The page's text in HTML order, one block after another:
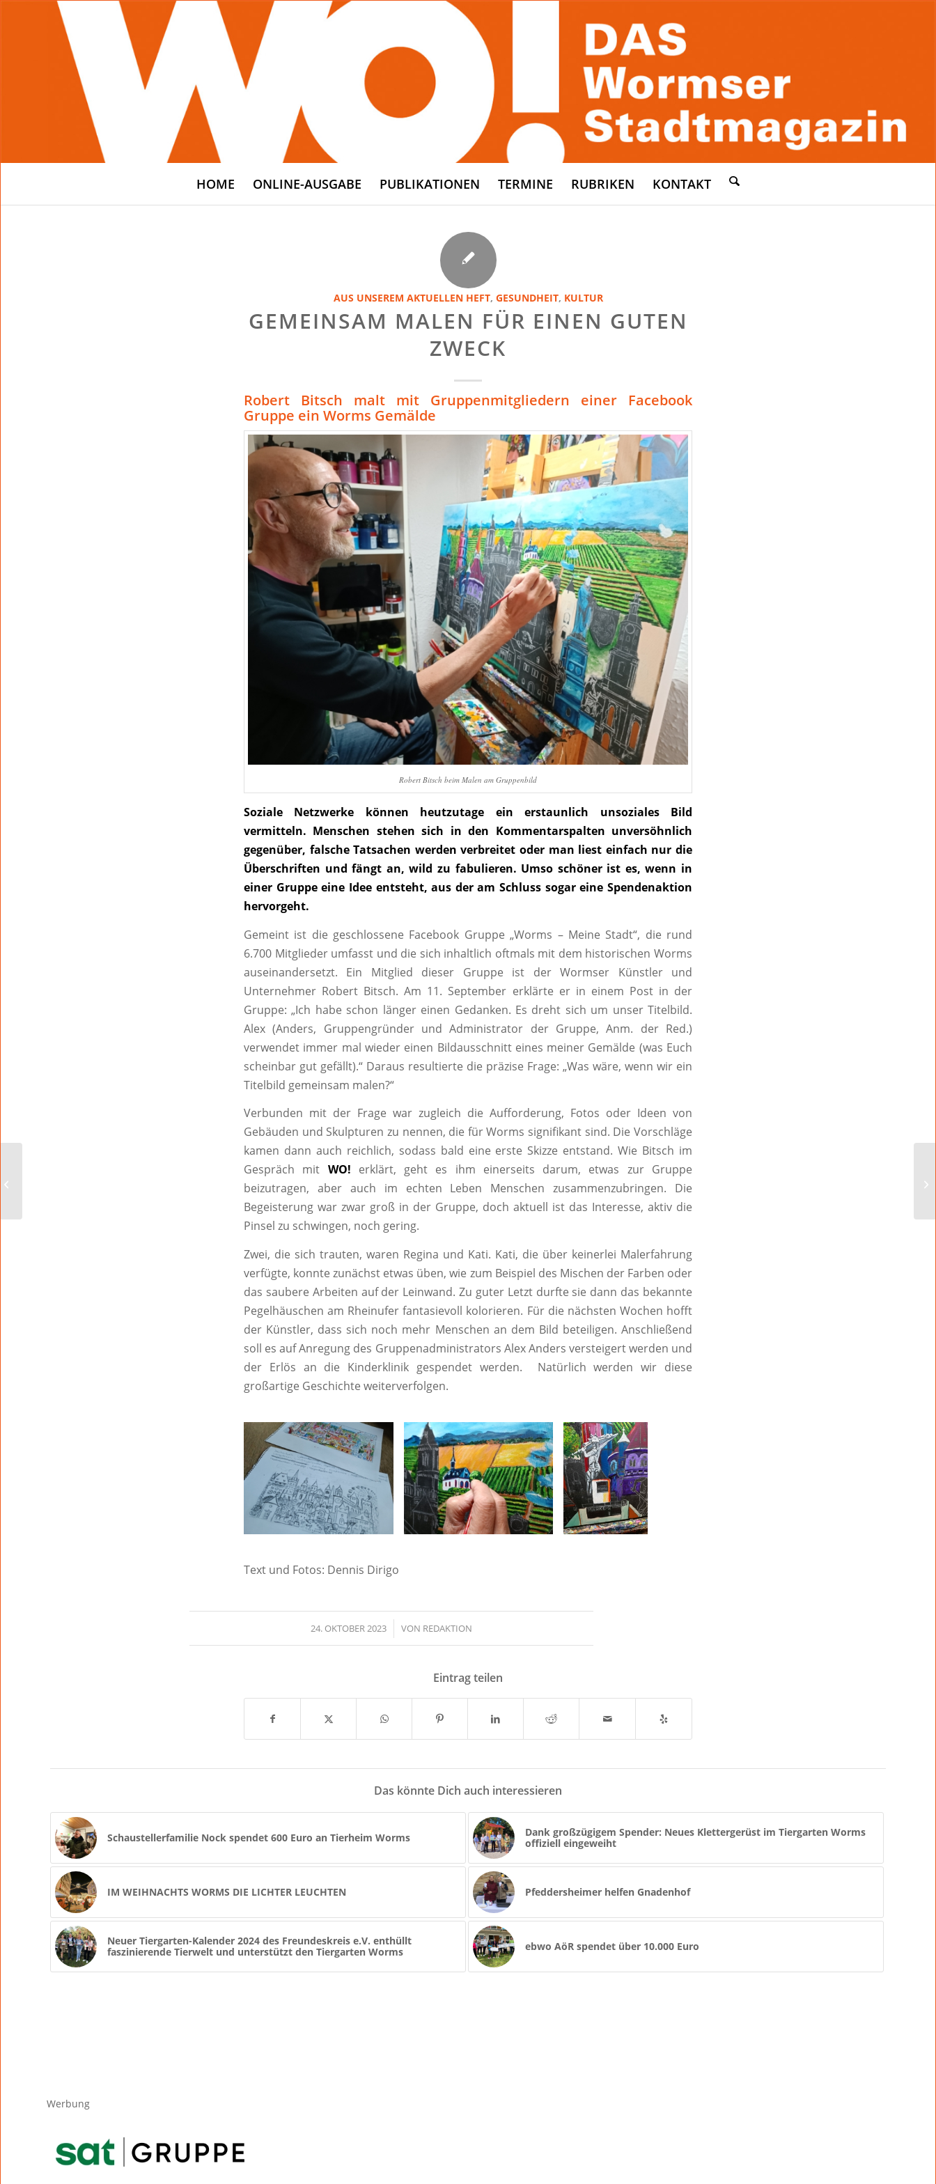
HOME ONLINE-AUSGABE PUBLIKATIONEN TERMINE RUBRIKEN KONTAKT
AUS UNSEREM AKTUELLEN HEFT, GESUNDHEIT, KULTUR
GEMEINSAM MALEN FÜR EINEN GUTEN
ZWECK
Robert Bitsch malt mit Gruppenmitgliedern einer Facebook
Gruppe ein Worms Gemälde
Robert Bitsch beim Malen am Gruppenbild
Soziale Netzwerke können heutzutage ein erstaunlich unsoziales Bild
vermitteln. Menschen stehen sich in den Kommentarspalten unversöhnlich
gegenüber, falsche Tatsachen werden verbreitet oder man liest einfach nur die
Überschriften und fängt an, wild zu fabulieren. Umso schöner ist es, wenn in
einer Gruppe eine Idee entsteht, aus der am Schluss sogar eine Spendenaktion
hervorgeht.
Gemeint ist die geschlossene Facebook Gruppe „Worms – Meine Stadt“, die rund
6.700 Mitglieder umfasst und die sich inhaltlich oftmals mit dem historischen Worms
auseinandersetzt. Ein Mitglied dieser Gruppe ist der Wormser Künstler und
Unternehmer Robert Bitsch. Am 11. September erklärte er in einem Post in der
Gruppe: „Ich habe schon länger einen Gedanken. Es dreht sich um unser Titelbild.
Alex (Anders, Gruppengründer und Administrator der Gruppe, Anm. der Red.)
verwendet immer mal wieder einen Bildausschnitt eines meiner Gemälde (was Euch
scheinbar gut gefällt).“ Daraus resultierte die präzise Frage: „Was wäre, wenn wir ein
Titelbild gemeinsam malen?“
Verbunden mit der Frage war zugleich die Aufforderung, Fotos oder Ideen von
Gebäuden und Skulpturen zu nennen, die für Worms signifikant sind. Die Vorschläge
kamen dann auch reichlich, sodass bald eine erste Skizze entstand. Wie Bitsch im
Gespräch mit WO! erklärt, geht es ihm einerseits darum, etwas zur Gruppe
beizutragen, aber auch im echten Leben Menschen zusammenzubringen. Die
Begeisterung war zwar groß in der Gruppe, doch aktuell ist das Interesse, aktiv die
Pinsel zu schwingen, noch gering.
Zwei, die sich trauten, waren Regina und Kati. Kati, die über keinerlei Malerfahrung
verfügte, konnte zunächst etwas üben, wie zum Beispiel des Mischen der Farben oder
das saubere Arbeiten auf der Leinwand. Zu guter Letzt durfte sie dann das bekannte
Pegelhäuschen am Rheinufer fantasievoll kolorieren. Für die nächsten Wochen hofft
der Künstler, dass sich noch mehr Menschen an dem Bild beteiligen. Anschließend
soll es auf Anregung des Gruppenadministrators Alex Anders versteigert werden und
der Erlös an die Kinderklinik gespendet werden. Natürlich werden wir diese
großartige Geschichte weiterverfolgen.
Text und Fotos: Dennis Dirigo
24. OKTOBER 2023
/ VON REDAKTION
Eintrag teilen
Das könnte Dich auch interessieren
Schaustellerfamilie Nock spendet 600 Euro an Tierheim Worms
Dank großzügigem Spender: Neues Klettergerüst im Tiergarten Worms
offiziell eingeweiht
IM WEIHNACHTS WORMS DIE LICHTER LEUCHTEN Pfeddersheimer helfen Gnadenhof
Neuer Tiergarten-Kalender 2024 des Freundeskreis e.V. enthüllt
faszinierende Tierwelt und unterstützt den Tiergarten Worms
ebwo AöR spendet über 10.000 Euro
Werbung